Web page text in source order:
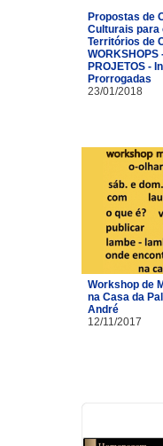
Propostas de
Culturais para
Territórios de
WORKSHOPS
PROJETOS -
Prorrogadas
23/01/2018
Workshop de
na Casa da
André
12/11/2017